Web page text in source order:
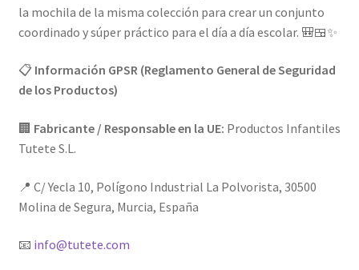
la mochila de la misma colección para crear un conjunto
coordinado y súper práctico para el día a día escolar. 🎒🍱✨
📋 Información GPSR (Reglamento General de Seguridad
de los Productos)
🏢 Fabricante / Responsable en la UE: Productos Infantiles
Tutete S.L.
📍 C/ Yecla 10, Polígono Industrial La Polvorista, 30500
Molina de Segura, Murcia, España
📧 info@tutete.com